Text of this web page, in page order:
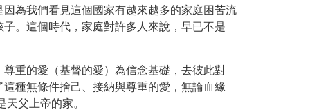
為我們看見這個國家有越來越多的家庭困苦流
。這個時代，家庭對許多人來說，早已不是
重的愛（基督的愛）為信念基礎，去彼此對
種無條件捨己、接納與尊重的愛，無論血緣
父上帝的家。